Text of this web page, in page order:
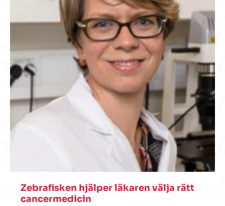
Zebrafisken hjälper läkaren välja rätt
cancermedicin